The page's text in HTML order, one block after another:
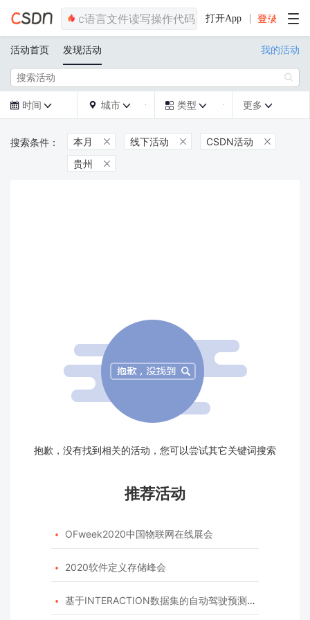
打开App
活动首页 发现活动 我的活动

 时间   城市   类型  更多 
本月  线下活动  CSDN活动 
贵州 
抱歉，没有找到相关的活动，您可以尝试其它关键词搜索
推荐活动
 OFweek2020中国物联网在线展会
 2020软件定义存储峰会
 基于INTERACTION数据集的自动驾驶预测模型挑战赛